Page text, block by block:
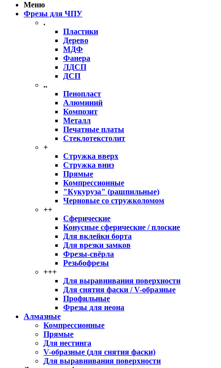
Меню
Фрезы для ЧПУ
.
Пластики
Дерево
МДФ
Фанера
ЛДСП
ДСП
..
Пенопласт
Алюминий
Композит
Металл
Печатные платы
Стеклотекстолит
+
Стружка вверх
Стружка вниз
Прямые
Компрессионные
"Кукуруза" (рашпильные)
Черновые со стружколомом
++
Сферические
Конусные сферические / плоские
Для вклейки борта
Для врезки замков
Фрезы-свёрла
Резьбофрезы
+++
Для выравнивания поверхности
Для снятия фаски / V-образные
Профильные
Фрезы для неона
Алмазные
Компрессионные
Прямые
Для нестинга
V-образные (для снятия фаски)
Для выравнивания поверхности